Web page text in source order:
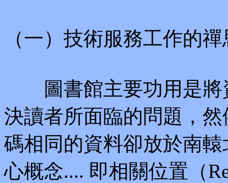
（一）技術服務工作的禪
圖書館主要功用是將
決讀者所面臨的問題，
碼相同的資料卻放於南
心概念.... 即相關位置（